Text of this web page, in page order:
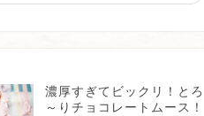
濃厚すぎてビックリ！とろ
～りチョコレートムース！